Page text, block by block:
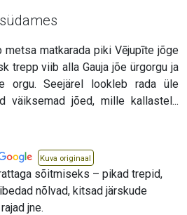
metsa matkarada piki Vējupīte jõge
trepp viib alla Gauja jõe ürgorgu ja
orgu. Seejärel lookleb rada üle
väiksemad jõed, mille kallastel...
Kuva originaal
sõitmiseks – pikad trepid,
nõlvad, kitsad järskude
jne.